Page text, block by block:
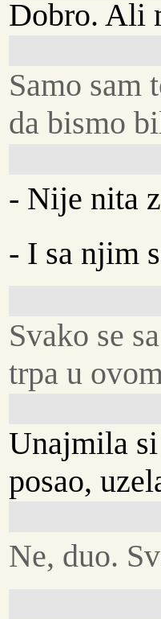
Dobro. Ali
Samo sam
da bismo
- Nije nita
- I sa njim
Svako se
trpa u
Unajmila
posao,
Ne, duo.